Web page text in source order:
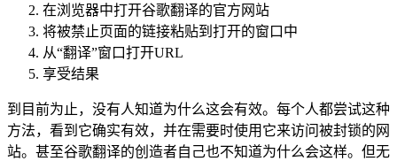
在浏览器中打开谷歌翻译的官方网站
将被禁止页面的链接粘贴到打开的窗口中
从“翻译”窗口打开URL
享受结果
到目前为止，没有人知道为什么这会有效。每个人都尝试这种
方法，看到它确实有效，并在需要时使用它来访问被封锁的网
站。甚至谷歌翻译的创造者自己也不知道为什么会这样。但无